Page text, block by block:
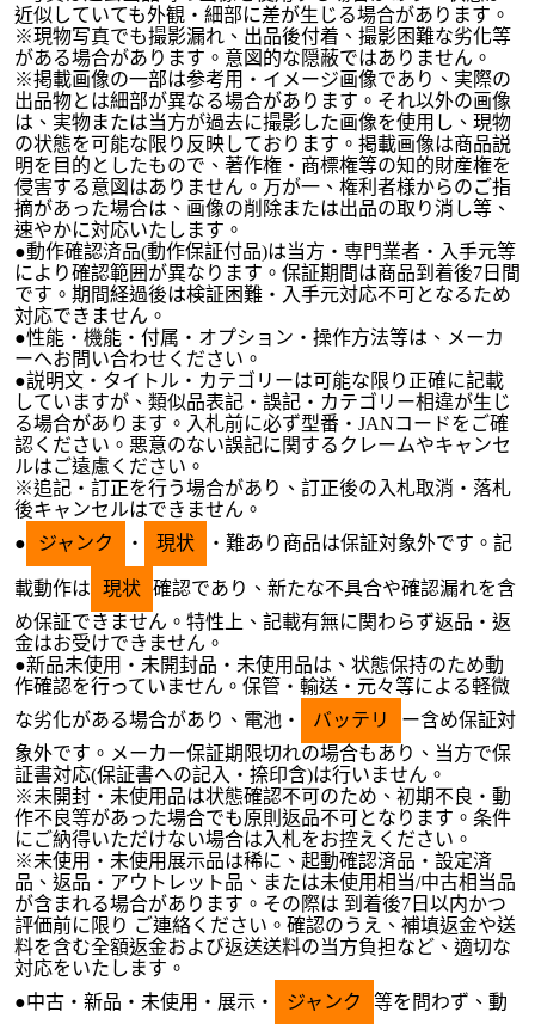
近似していても外観・細部に差が生じる場合があります。
※現物写真でも撮影漏れ、出品後付着、撮影困難な劣化等
がある場合があります。意図的な隠蔽ではありません。
※掲載画像の一部は参考用・イメージ画像であり、実際の
出品物とは細部が異なる場合があります。それ以外の画像
は、実物または当方が過去に撮影した画像を使用し、現物
の状態を可能な限り反映しております。掲載画像は商品説
明を目的としたもので、著作権・商標権等の知的財産権を
侵害する意図はありません。万が一、権利者様からのご指
摘があった場合は、画像の削除または出品の取り消し等、
速やかに対応いたします。
●動作確認済品(動作保証付品)は当方・専門業者・入手元等
により確認範囲が異なります。保証期間は商品到着後7日間
です。期間経過後は検証困難・入手元対応不可となるため
対応できません。
●性能・機能・付属・オプション・操作方法等は、メーカ
ーへお問い合わせください。
●説明文・タイトル・カテゴリーは可能な限り正確に記載
していますが、類似品表記・誤記・カテゴリー相違が生じ
る場合があります。入札前に必ず型番・JANコードをご確
認ください。悪意のない誤記に関するクレームやキャンセ
ルはご遠慮ください。
※追記・訂正を行う場合があり、訂正後の入札取消・落札
後キャンセルはできません。
●
ジャンク ・ 現状 ・難あり商品は保証対象外です。記
載動作は 現状
確認であり、新たな不具合や確認漏れを含
め保証できません。特性上、記載有無に関わらず返品・返
金はお受けできません。
●新品未使用・未開封品・未使用品は、状態保持のため動
作確認を行っていません。保管・輸送・元々等による軽微
な劣化がある場合があり、電池・
バッテリ
ー含め保証対
象外です。メーカー保証期限切れの場合もあり、当方で保
証書対応(保証書への記入・捺印含)は行いません。
※未開封・未使用品は状態確認不可のため、初期不良・動
作不良等があった場合でも原則返品不可となります。条件
にご納得いただけない場合は入札をお控えください。
※未使用・未使用展示品は稀に、起動確認済品・設定済
品、返品・アウトレット品、または未使用相当/中古相当品
が含まれる場合があります。その際は 到着後7日以内かつ
評価前に限り ご連絡ください。確認のうえ、補填返金や送
料を含む全額返金および返送送料の当方負担など、適切な
対応をいたします。
●中古・新品・未使用・展示・
ジャンク
等を問わず、動